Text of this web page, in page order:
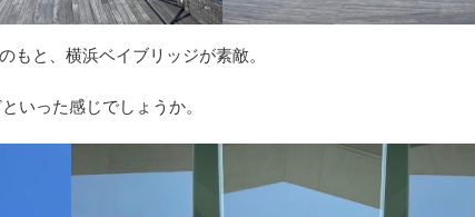
と、横浜ベイブリッジが素敵。
いった感じでしょうか。